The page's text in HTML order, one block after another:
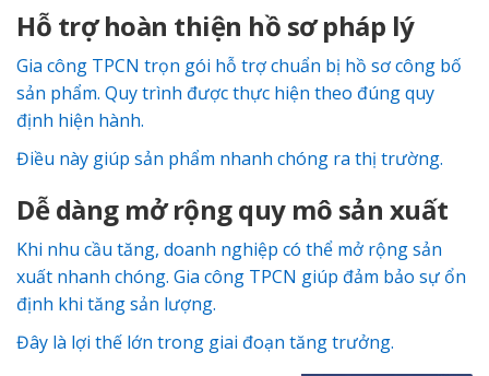
Hỗ trợ hoàn thiện hồ sơ pháp lý
Gia công TPCN trọn gói hỗ trợ chuẩn bị hồ sơ công bố
sản phẩm. Quy trình được thực hiện theo đúng quy
định hiện hành.
Điều này giúp sản phẩm nhanh chóng ra thị trường.
Dễ dàng mở rộng quy mô sản xuất
Khi nhu cầu tăng, doanh nghiệp có thể mở rộng sản
xuất nhanh chóng. Gia công TPCN giúp đảm bảo sự ổn
định khi tăng sản lượng.
Đây là lợi thế lớn trong giai đoạn tăng trưởng.